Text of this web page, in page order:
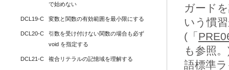
ガード
いう慣
(「
も参照
語標準
で始めない
DCL19-C 変数と関数の有効範囲を最小限にする
DCL20-C
引数を受け付けない関数の場合も必ず
void を指定する
DCL21-C 複合リテラルの記憶域を理解する